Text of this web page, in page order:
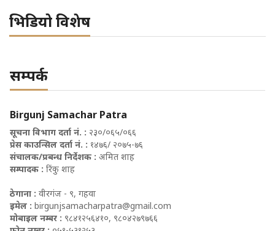
भिडियो विशेष
सम्पर्क
Birgunj Samachar Patra
सूचना विभाग दर्ता नं. : २३०/०६५/०६६
प्रेस काउन्सिल दर्ता नं. : १४७६/ २०७५-७६
संचालक/प्रबन्ध निर्देशक : अमित शाह
सम्पादक : रिंकु शाह
ठेगाना : वीरगंज - ९, गहवा
इमेल : birgunjsamacharpatra@gmail.com
मोबाइल नम्बर : ९८४१२५६४१०, ९८०४२७९७६६